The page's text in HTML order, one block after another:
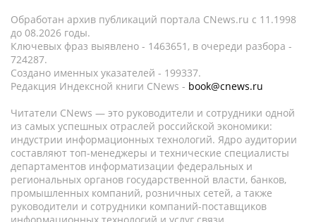
Обработан архив публикаций портала CNews.ru c 11.1998
до 08.2026 годы.
Ключевых фраз выявлено - 1463651, в очереди разбора -
724287.
Создано именных указателей - 199337.
Редакция Индексной книги CNews - book@cnews.ru
Читатели CNews — это руководители и сотрудники одной
из самых успешных отраслей российской экономики:
индустрии информационных технологий. Ядро аудитории
составляют топ-менеджеры и технические специалисты
департаментов информатизации федеральных и
региональных органов государственной власти, банков,
промышленных компаний, розничных сетей, а также
руководители и сотрудники компаний-поставщиков